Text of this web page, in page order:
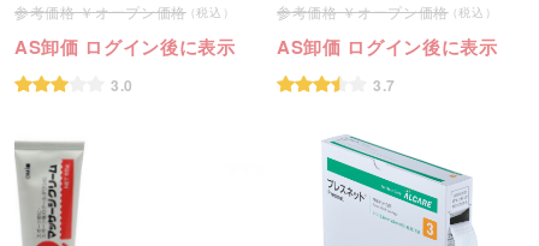
オープン価格
AS卸価 ログイン後に表示
3.0
オープン価格
AS卸価 ログイン後に表示
3.7